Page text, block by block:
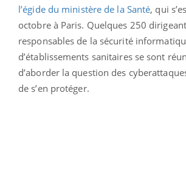
l’égide du ministère de la Santé, qui
octobre à Paris. Quelques 250
responsables de la sécurité
d’établissements sanitaires se sont
d’aborder la question des
de s’en protéger.